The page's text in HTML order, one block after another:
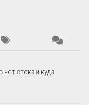
нет стока и куда